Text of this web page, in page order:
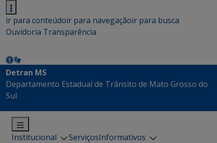
ir para conteúdoir para navegaçãoir para busca
Ouvidoria Transparência
Detran MS
Departamento Estadual de Trânsito de Mato Grosso do
Sul
Institucional ServiçosInformativos